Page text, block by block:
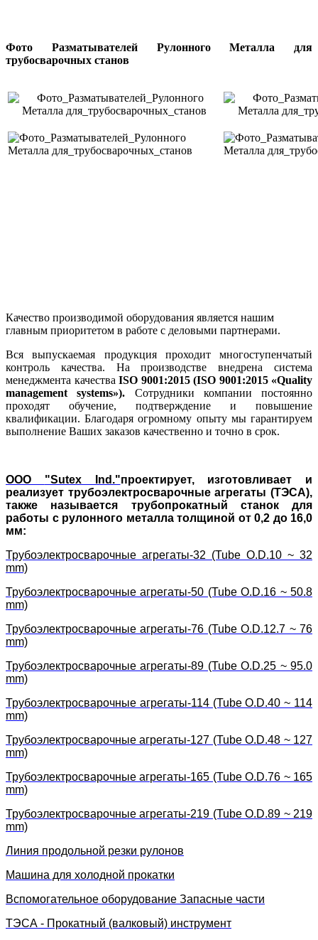
Фото
Разматывателей Рулонного Металла для
трубосварочных станов
Качество производимой оборудования является нашим
главным приоритетом в работе с деловыми партнерами.
Вся выпускаемая продукция проходит многоступенчатый
контроль качества. На производстве внедрена система
менеджмента качества ISO 9001:2015 (ISO 9001:2015 «Quality
management systems»). Сотрудники компании постоянно
проходят обучение, подтверждение и повышение
квалификации. Благодаря огромному опыту мы гарантируем
выполнение Ваших заказов качественно и точно в срок.
ООО "Sutex Ind."проектирует, изготовливает и
реализует трубоэлектросварочные агрегаты (ТЭСА),
также называется трубопрокатный станок для
работы с рулонного металла толщиной от 0,2 до 16,0
мм:
Трубоэлектросварочные агрегаты-32 (Tube O.D.10 ~ 32
mm)
Трубоэлектросварочные агрегаты-50 (Tube O.D.16 ~ 50.8
mm)
Трубоэлектросварочные агрегаты-76 (Tube O.D.12.7 ~ 76
mm)
Трубоэлектросварочные агрегаты-89 (Tube O.D.25 ~ 95.0
mm)
Трубоэлектросварочные агрегаты-114 (Tube O.D.40 ~ 114
mm)
Трубоэлектросварочные агрегаты-127 (Tube O.D.48 ~ 127
mm)
Трубоэлектросварочные агрегаты-165 (Tube O.D.76 ~ 165
mm)
Трубоэлектросварочные агрегаты-219 (Tube O.D.89 ~ 219
mm)
Линия продольной резки рулонов
Машина для холодной прокатки
Вспомогательное оборудование Запасные части
ТЭСА - Прокатный (валковый) инструмент